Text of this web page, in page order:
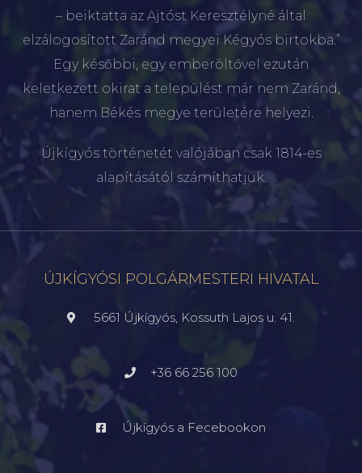
– beiktatta az Ajtóst Keresztélyné által
elzálogosított Zaránd megyei Kégyós birtokba.”
Egy későbbi, egy emberöltővel ezután
keletkezett okirat a települést már nem Zaránd,
hanem Békés megye területére helyezi.
Újkígyós történetét valójában csak 1814-es
alapításától számíthatjuk.
ÚJKÍGYÓSI POLGÁRMESTERI HIVATAL
5661 Újkígyós, Kossuth Lajos u. 41.
+36 66 256 100
Újkígyós a Fecebookon